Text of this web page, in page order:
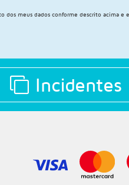
dos meus dados conforme descrito acima e
Incidentes